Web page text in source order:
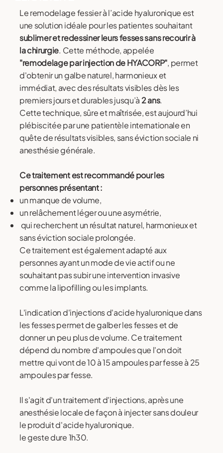
Le remodelage fessier à l’acide hyaluronique est
une solution idéale pour les patientes souhaitant
sublimer et redessiner leurs fesses sans recourir à
la chirurgie. Cette méthode, appelée
"remodelage par injection de HYACORP", permet
d'obtenir un galbe naturel, harmonieux et
immédiat, avec des résultats visibles dès les
premiers jours et durables jusqu’à 2 ans.
Cette technique, sûre et maîtrisée, est aujourd’hui
plébiscitée par une patientèle internationale en
quête de résultats visibles, sans éviction sociale ni
anesthésie générale.
Ce traitement est recommandé pour les
personnes présentant :
un manque de volume,
un relâchement léger ou une asymétrie,
qui recherchent un résultat naturel, harmonieux et
sans éviction sociale prolongée.
Ce traitement est également adapté aux
personnes ayant un mode de vie actif ou ne
souhaitant pas subir une intervention invasive
comme la lipofilling ou les implants.
L'indication d'injections d'acide hyaluronique dans
les fesses permet de galber les fesses et de
donner un peu plus de volume. Ce traitement
dépend du nombre d'ampoules que l'on doit
mettre qui vont de 10 à 15 ampoules par fesse à 25
ampoules par fesse.
Il s'agit d'un traitement d'injections, après une
anesthésie locale de façon à injecter sans douleur
le produit d'acide hyaluronique.
le geste dure 1h30.